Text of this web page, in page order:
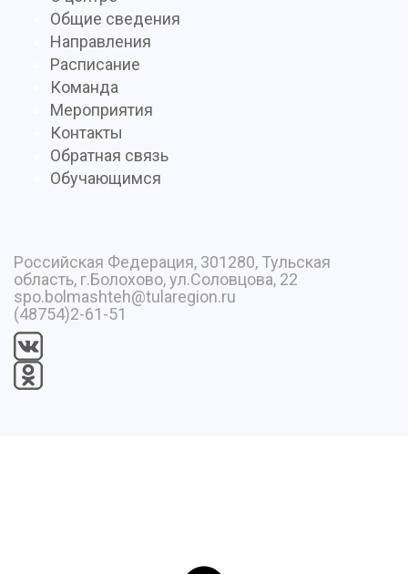
Общие сведения
Направления
Расписание
Команда
Мероприятия
Контакты
Обратная связь
Обучающимся
Российская Федерация, 301280, Тульская
область, г.Болохово, ул.Соловцова, 22
spo.bolmashteh@tularegion.ru
(48754)2-61-51